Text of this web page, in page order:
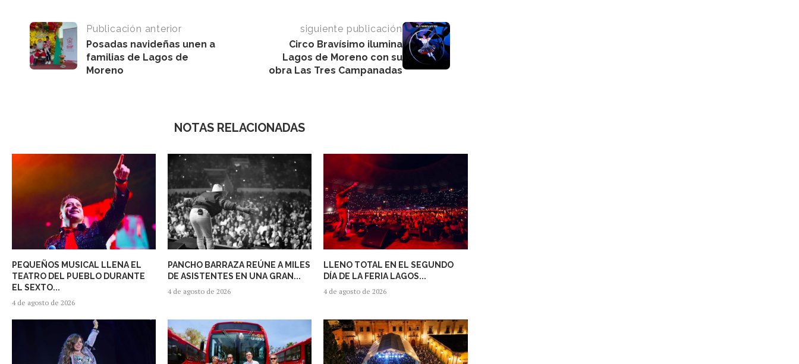
Publicación anterior
Posadas navideñas unen a
familias de Lagos de
Moreno
siguiente publicación
Circo Bravísimo ilumina
Lagos de Moreno con su
obra Las Tres Campanadas
NOTAS RELACIONADAS
PEQUEÑOS MUSICAL LLENA EL
TEATRO DEL PUEBLO DURANTE
EL SEXTO...
4 de agosto de 2026
PANCHO BARRAZA REÚNE A MILES
DE ASISTENTES EN UNA GRAN...
4 de agosto de 2026
LLENO TOTAL EN EL SEGUNDO
DÍA DE LA FERIA LAGOS...
4 de agosto de 2026